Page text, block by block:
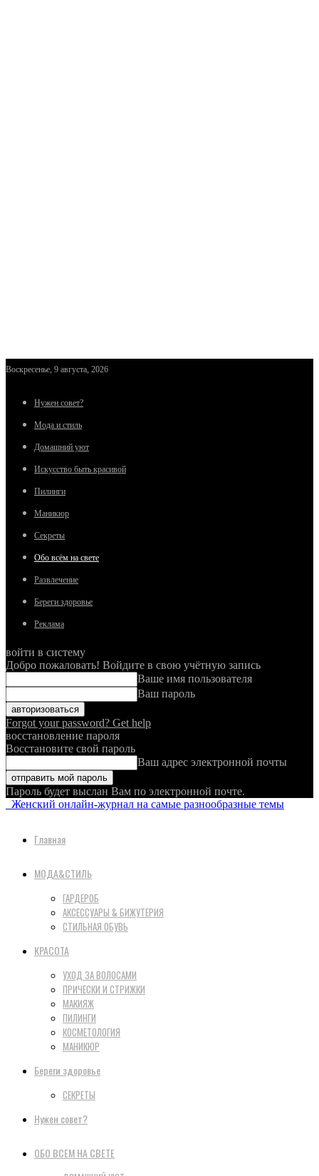
Воскресенье, 9 августа, 2026
Нужен совет?
Мода и стиль
Домашний уют
Искусство быть красивой
Пилинги
Маникюр
Секреты
Обо всём на свете
Развлечение
Береги здоровье
Реклама
войти в систему
Добро пожаловать! Войдите в свою учётную запись
Ваше имя пользователя
Ваш пароль
Forgot your password? Get help
восстановление пароля
Восстановите свой пароль
Ваш адрес электронной почты
Пароль будет выслан Вам по электронной почте.
Женский онлайн-журнал на самые разнообразные темы
Главная
МОДА&СТИЛЬ
ГАРДЕРОБ
АКСЕССУАРЫ & БИЖУТЕРИЯ
СТИЛЬНАЯ ОБУВЬ
КРАСОТА
УХОД ЗА ВОЛОСАМИ
ПРИЧЕСКИ И СТРИЖКИ
МАКИЯЖ
ПИЛИНГИ
КОСМЕТОЛОГИЯ
МАНИКЮР
Береги здоровье
СЕКРЕТЫ
Нужен совет?
ОБО ВСЕМ НА СВЕТЕ